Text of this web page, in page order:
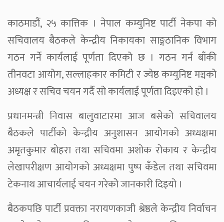
काठमाडौं, २५ कात्तिक । नेपाल कम्युनिष्ट पार्टी नेकपा को
सचिवालय बैठकले केन्द्रीय निकायका साङ्गठानिक विभाग
गठन गर्ने कार्यलाई पूर्णता दिएको छ । गठन गर्न बाँकी
तीनवटा आयोग, सल्लाहकार कमिटी र ज्येष्ठ कम्युनिष्ट मञ्चको
अध्यक्ष र सचिव चयन गर्दै सो कार्यलाई पूर्णता दिइएको हो ।
प्रधानमन्त्री निवास बालुवाटारमा आज बसेको सचिवालय
बैठकले पार्टीको केन्द्रीय अनुशासन आयोगको अध्यक्षमा
अमृतकुमार बोहरा तथा सचिवमा अशोक रोकाय र केन्द्रीय
लेखापरीक्षण आयोगको अध्यक्षमा पुष्प कँडेल तथा सचिवमा
टेकनाथ आचार्यलाई चयन गरेकोे जानकारी दिइयो ।
बैठकपछि पार्टी प्रवक्ता नरायणकाजी श्रेष्ठले केन्द्रीय निर्वाचन